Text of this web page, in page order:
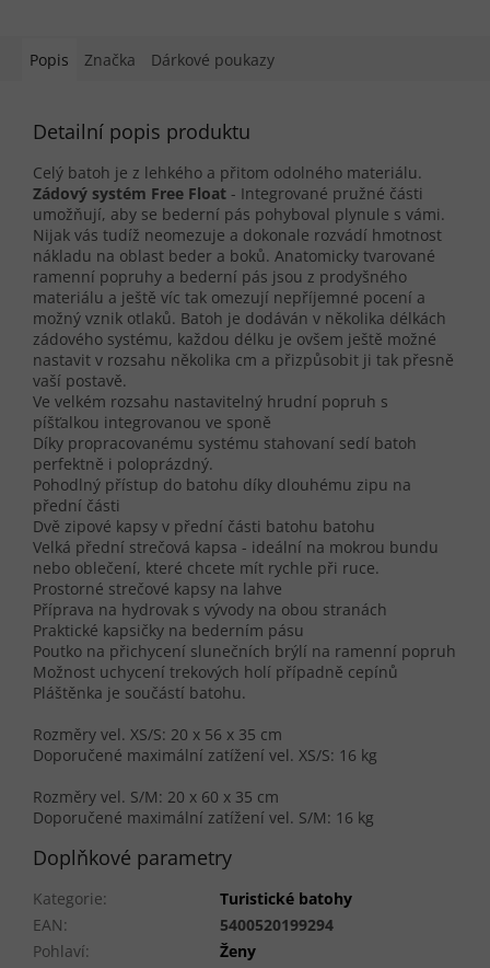
Popis Značka Dárkové poukazy
Detailní popis produktu
Celý batoh je z lehkého a přitom odolného materiálu.
Zádový systém Free Float - Integrované pružné části
umožňují, aby se bederní pás pohyboval plynule s vámi.
Nijak vás tudíž neomezuje a dokonale rozvádí hmotnost
nákladu na oblast beder a boků. Anatomicky tvarované
ramenní popruhy a bederní pás jsou z prodyšného
materiálu a ještě víc tak omezují nepříjemné pocení a
možný vznik otlaků. Batoh je dodáván v několika délkách
zádového systému, každou délku je ovšem ještě možné
nastavit v rozsahu několika cm a přizpůsobit ji tak přesně
vaší postavě.
Ve velkém rozsahu nastavitelný hrudní popruh s
píšťalkou integrovanou ve sponě
Díky propracovanému systému stahovaní sedí batoh
perfektně i poloprázdný.
Pohodlný přístup do batohu díky dlouhému zipu na
přední části
Dvě zipové kapsy v přední části batohu batohu
Velká přední strečová kapsa - ideální na mokrou bundu
nebo oblečení, které chcete mít rychle při ruce.
Prostorné strečové kapsy na lahve
Příprava na hydrovak s vývody na obou stranách
Praktické kapsičky na bederním pásu
Poutko na přichycení slunečních brýlí na ramenní popruh
Možnost uchycení trekových holí případně cepínů
Pláštěnka je součástí batohu.
Rozměry vel. XS/S: 20 x 56 x 35 cm
Doporučené maximální zatížení vel. XS/S: 16 kg
Rozměry vel. S/M: 20 x 60 x 35 cm
Doporučené maximální zatížení vel. S/M: 16 kg
Doplňkové parametry
Kategorie:
Turistické batohy
EAN:
5400520199294
Pohlaví:
Ženy